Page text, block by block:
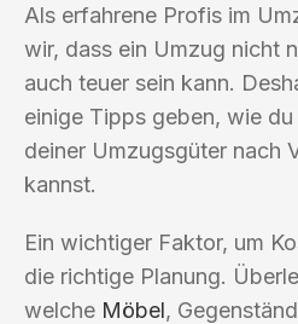
Als erfahrene Profis im
wir, dass ein Umzug nicht
auch teuer sein kann.
einige Tipps geben, wie
deiner Umzugsgüter nach
kannst.
Ein wichtiger Faktor, um
die richtige Planung.
welche Möbel,